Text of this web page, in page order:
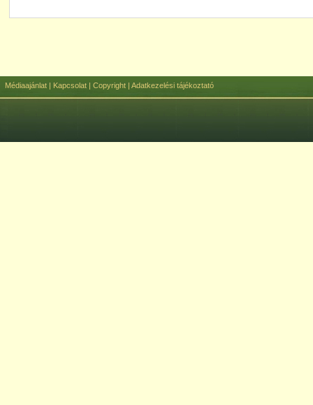
Médiaajánlat | Kapcsolat | Copyright | Adatkezelési tájékoztató